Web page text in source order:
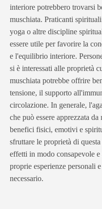
interiore potrebbero trovarsi
muschiata. Praticanti
yoga o altre discipline
essere utile per favorire la
e l'equilibrio interiore.
si è interessati alle proprietà
muschiata potrebbe offrire
tensione, il supporto
circolazione. In generale,
che può essere apprezzata
benefici fisici, emotivi e
sfruttare le proprietà di
effetti in modo consapevole
proprie esperienze personali
necessario.